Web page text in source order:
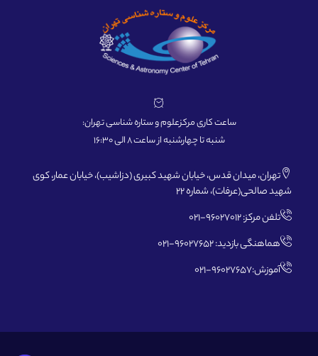
ساعت کاری مرکزعلوم و ستاره شناسی تهران:
شنبه تا چهارشنبه از ساعت 8 الی 16:30
تهران، میدان قدس، خیابان شهید کبیری (دزاشیب)، خیابان عمار، کوی
شهید صالحی(عرفات)، شماره 22
تلفن مرکز: 96027012-021
هماهنگی بازدید: 96027652-021
آموزش:96027657-021